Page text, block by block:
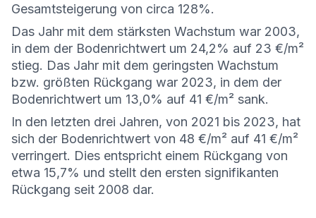
Gesamtsteigerung von circa 128%.
Das Jahr mit dem stärksten Wachstum war 2003,
in dem der Bodenrichtwert um 24,2% auf 23 €/m²
stieg. Das Jahr mit dem geringsten Wachstum
bzw. größten Rückgang war 2023, in dem der
Bodenrichtwert um 13,0% auf 41 €/m² sank.
In den letzten drei Jahren, von 2021 bis 2023, hat
sich der Bodenrichtwert von 48 €/m² auf 41 €/m²
verringert. Dies entspricht einem Rückgang von
etwa 15,7% und stellt den ersten signifikanten
Rückgang seit 2008 dar.